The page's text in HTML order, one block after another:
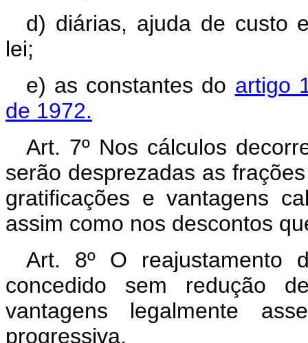
d) diárias, ajuda de custo
lei;
e) as constantes do artigo
de 1972.
Art. 7º Nos cálculos
serão desprezadas as
gratificações e vantagens
assim como nos descontos
Art. 8º O reajustamento
concedido sem redução
vantagens legalmente
progressiva.